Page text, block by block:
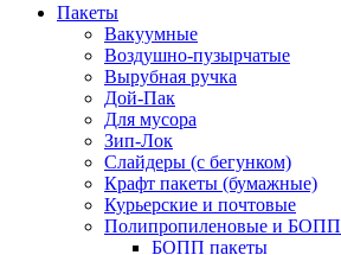
Пакеты
Вакуумные
Воздушно-пузырчатые
Вырубная ручка
Дой-Пак
Для мусора
Зип-Лок
Слайдеры (с бегунком)
Крафт пакеты (бумажные)
Курьерские и почтовые
Полипропиленовые и БОПП
БОПП пакеты